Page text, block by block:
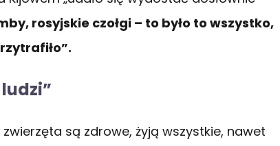
rosyjskie czołgi – to było to wszystko,
są zdrowe, żyją wszystkie, nawet